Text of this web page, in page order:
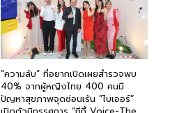
“ความลับ” ที่อยากเปิดเผยสำรวจพบ
40% จากผู้หญิงไทย 400 คนมี
ปัญหาสุขภาพจุดซ่อนเร้น ”ไบเออร์”